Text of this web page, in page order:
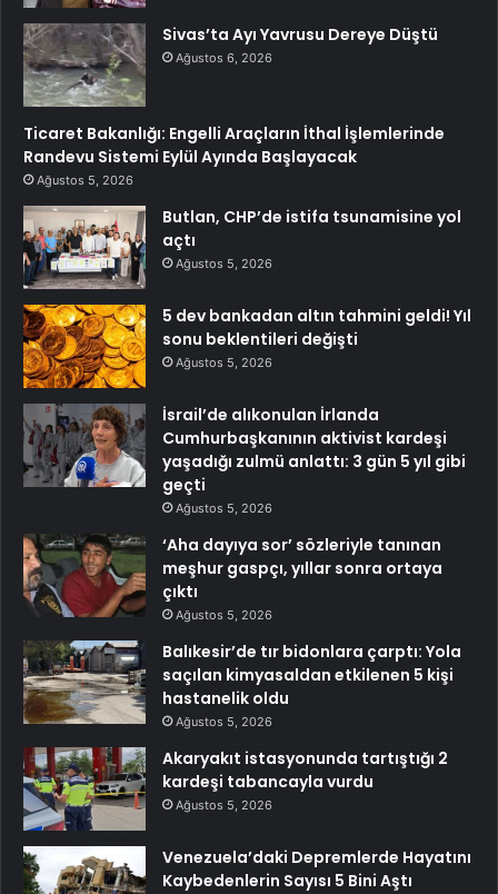
Sivas’ta Ayı Yavrusu Dereye Düştü
Ağustos 6, 2026
Ticaret Bakanlığı: Engelli Araçların İthal İşlemlerinde
Randevu Sistemi Eylül Ayında Başlayacak
Ağustos 5, 2026
Butlan, CHP’de istifa tsunamisine yol
açtı
Ağustos 5, 2026
5 dev bankadan altın tahmini geldi! Yıl
sonu beklentileri değişti
Ağustos 5, 2026
İsrail’de alıkonulan İrlanda
Cumhurbaşkanının aktivist kardeşi
yaşadığı zulmü anlattı: 3 gün 5 yıl gibi
geçti
Ağustos 5, 2026
‘Aha dayıya sor’ sözleriyle tanınan
meşhur gaspçı, yıllar sonra ortaya
çıktı
Ağustos 5, 2026
Balıkesir’de tır bidonlara çarptı: Yola
saçılan kimyasaldan etkilenen 5 kişi
hastanelik oldu
Ağustos 5, 2026
Akaryakıt istasyonunda tartıştığı 2
kardeşi tabancayla vurdu
Ağustos 5, 2026
Venezuela’daki Depremlerde Hayatını
Kaybedenlerin Sayısı 5 Bini Aştı